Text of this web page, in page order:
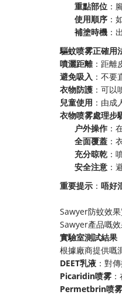
​重點部位​ ：
​使用順序​ ：
​補塗時機​ ：
驅蚊喷雾正確用
​噴灑距離​：距離
​避免吸入​ ：不
​衣物防護​ ：可
​兒童使用​ ：由
衣物喷雾處理步
​户外操作​ ：
​全面覆蓋​ ：
​充分晾乾​ ：
​安全注意​ ：
​重要提示​ ​：​ 唔好
Sawyer防蚊效
Sawyer產品嘅
​實驗室測試結果​
根據廠商提供嘅
​DEET乳液​ ：對
​Picaridin喷雾​
​Permetbrin喷雾​